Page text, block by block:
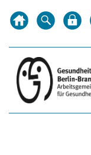
Inhalt
Hauptnavigation